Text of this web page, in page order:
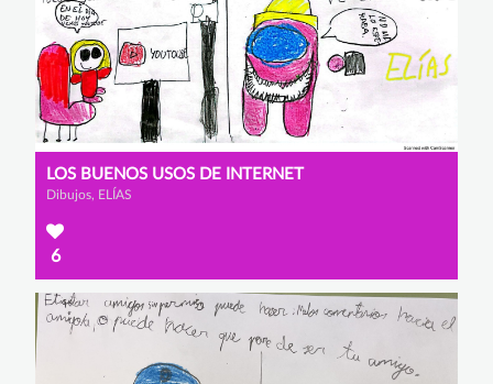
LOS BUENOS USOS DE INTERNET
Dibujos, ELÍAS
6